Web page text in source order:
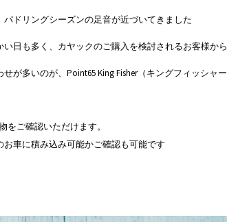
パドリングシーズンの足音が近づいてきました
い日も多く、カヤックのご購入を検討されるお客様か
が多いのが、Point65 King Fisher（キングフィッシャ
をご確認いただけます。
お車に積み込み可能かご確認も可能です